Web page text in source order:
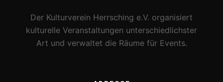
Der Kulturverein Herrsching e.V. organisiert
kulturelle Veranstaltungen unterschiedlichster
Art und verwaltet die Räume für Events.